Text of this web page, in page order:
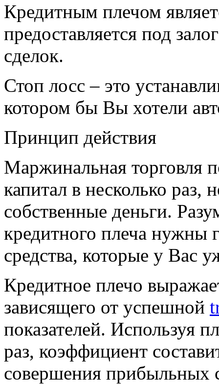
Кредитным плечом
предоставляется под
сделок.
Стоп лосс – это
котором бы Вы хотели
Принцип действия
Маржинальная торговля
капитал в несколько раз,
собственные деньги.
кредитного плеча нужны
средства, которые у Вас
Кредитное плечо
зависящего от успешной
показателей. Используя
раз, коэффициент
совершения прибыльных